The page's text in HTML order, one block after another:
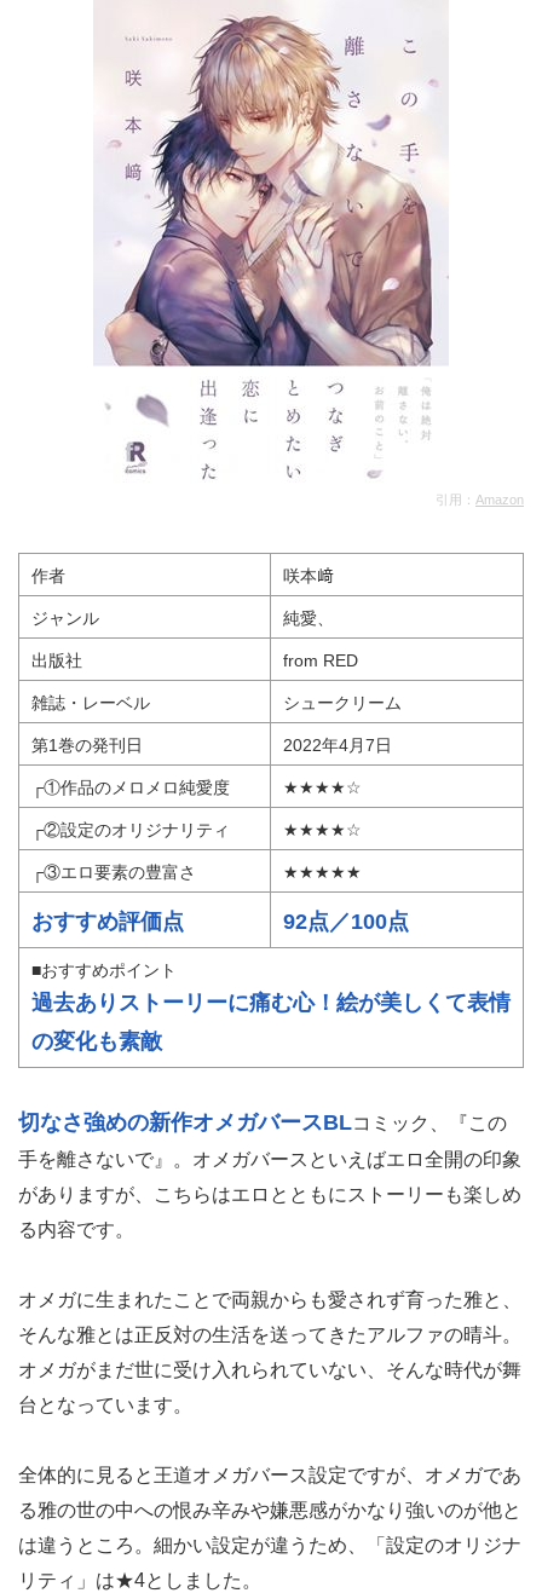
引用： Amazon
作者 咲本﨑
ジャンル 純愛、
出版社 from RED
雑誌・レーベル シュークリーム
第1巻の発刊日 2022年4月7日
┌①作品のメロメロ純愛度 ★★★★☆
┌②設定のオリジナリティ ★★★★☆
┌③エロ要素の豊富さ ★★★★★
おすすめ評価点 92点／100点
■おすすめポイント
過去ありストーリーに痛む心！絵が美しくて表情
の変化も素敵
切なさ強めの新作オメガバースBLコミック、『この
手を離さないで』。オメガバースといえばエロ全開の印象
がありますが、こちらはエロとともにストーリーも楽しめ
る内容です。
オメガに生まれたことで両親からも愛されず育った雅と、
そんな雅とは正反対の生活を送ってきたアルファの晴斗。
オメガがまだ世に受け入れられていない、そんな時代が舞
台となっています。
全体的に見ると王道オメガバース設定ですが、オメガであ
る雅の世の中への恨み辛みや嫌悪感がかなり強いのが他と
は違うところ。細かい設定が違うため、「設定のオリジナ
リティ」は★4としました。